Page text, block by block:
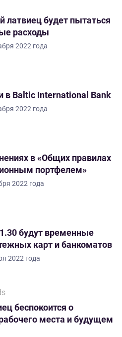
латвиец будет пытаться
расходы
2022 года
Baltic International Bank
2022 года
в «Общих правилах
портфелем»
2022 года
будут временные
карт и банкоматов
2022 года
беспокоится о
места и будущем